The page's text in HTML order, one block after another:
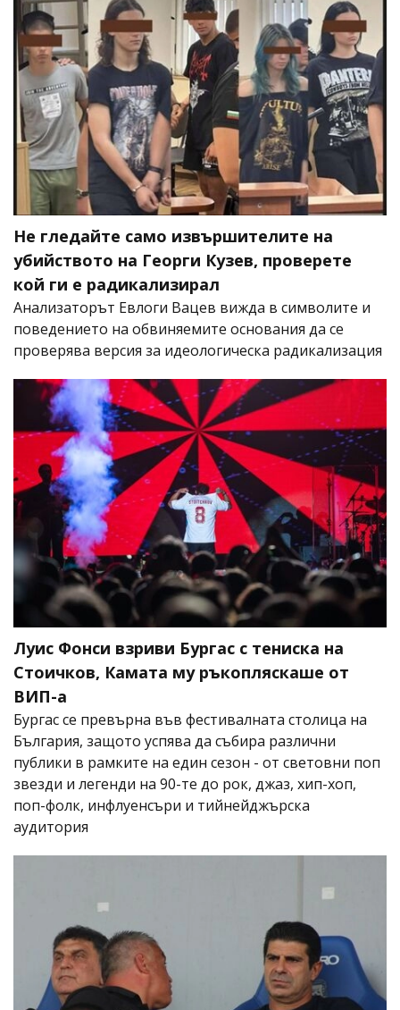
Не гледайте само извършителите на
убийството на Георги Кузев, проверете
кой ги е радикализирал
Анализаторът Евлоги Вацев вижда в символите и
поведението на обвиняемите основания да се
проверява версия за идеологическа радикализация
Луис Фонси взриви Бургас с тениска на
Стоичков, Камата му ръкопляскаше от
ВИП-а
Бургас се превърна във фестивалната столица на
България, защото успява да събира различни
публики в рамките на един сезон - от световни поп
звезди и легенди на 90-те до рок, джаз, хип-хоп,
поп-фолк, инфлуенсъри и тийнейджърска
аудитория